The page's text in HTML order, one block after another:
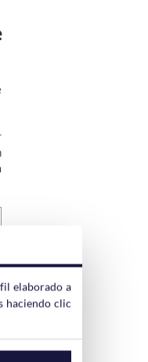
elaborado a
haciendo clic